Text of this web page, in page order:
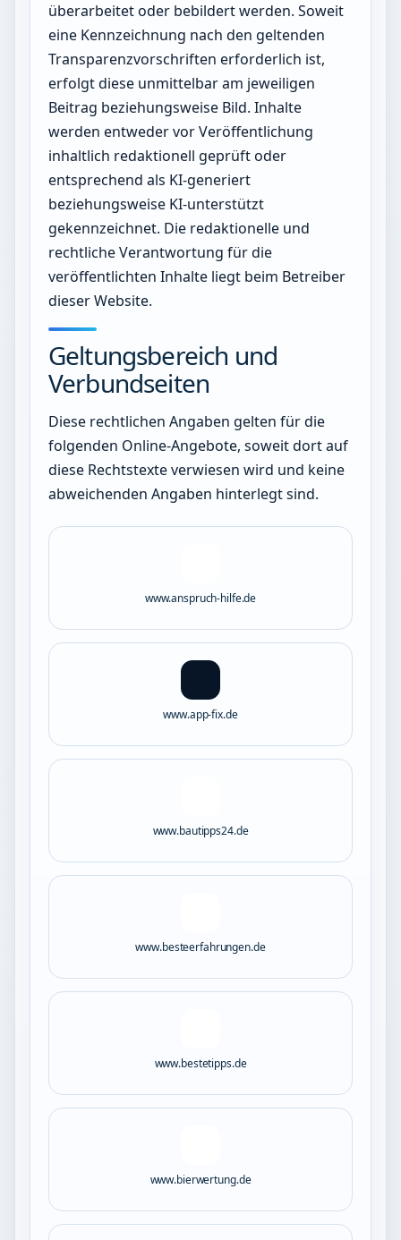
überarbeitet oder bebildert werden. Soweit
eine Kennzeichnung nach den geltenden
Transparenzvorschriften erforderlich ist,
erfolgt diese unmittelbar am jeweiligen
Beitrag beziehungsweise Bild. Inhalte
werden entweder vor Veröffentlichung
inhaltlich redaktionell geprüft oder
entsprechend als KI-generiert
beziehungsweise KI-unterstützt
gekennzeichnet. Die redaktionelle und
rechtliche Verantwortung für die
veröffentlichten Inhalte liegt beim Betreiber
dieser Website.
Geltungsbereich und
Verbundseiten
Diese rechtlichen Angaben gelten für die
folgenden Online-Angebote, soweit dort auf
diese Rechtstexte verwiesen wird und keine
abweichenden Angaben hinterlegt sind.
www.anspruch-hilfe.de
www.app-fix.de
www.bautipps24.de
www.besteerfahrungen.de
www.bestetipps.de
www.bierwertung.de